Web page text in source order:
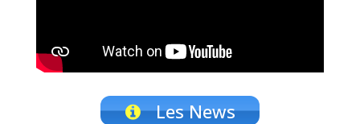
Les News